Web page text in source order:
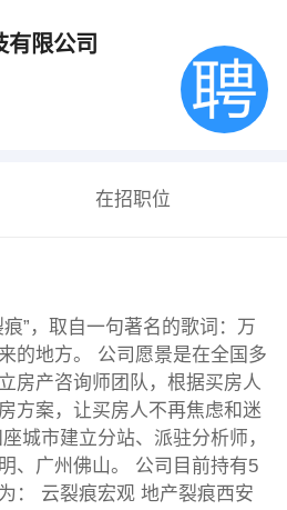
有限公司
在招职位
”，取自一句著名的歌词：万
的地方。 公司愿景是在全国多
房产咨询师团队，根据买房人
方案，让买房人不再焦虑和迷
城市建立分站、派驻分析师，
、广州佛山。 公司目前持有5
： 云裂痕宏观 地产裂痕西安